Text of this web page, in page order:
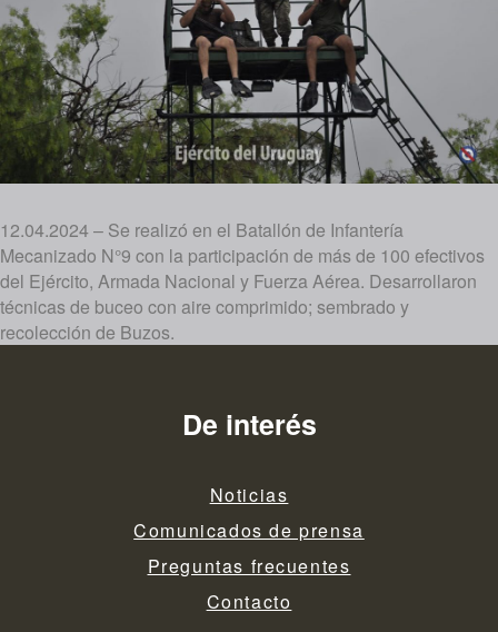
12.04.2024 – Se realizó en el Batallón de Infantería
Mecanizado N°9 con la participación de más de 100 efectivos
del Ejército, Armada Nacional y Fuerza Aérea. Desarrollaron
técnicas de buceo con aire comprimido; sembrado y
recolección de Buzos.
De interés
Noticias
Comunicados de prensa
Preguntas frecuentes
Contacto